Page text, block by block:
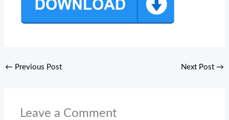
← Previous Post Next Post →
Leave a Comment